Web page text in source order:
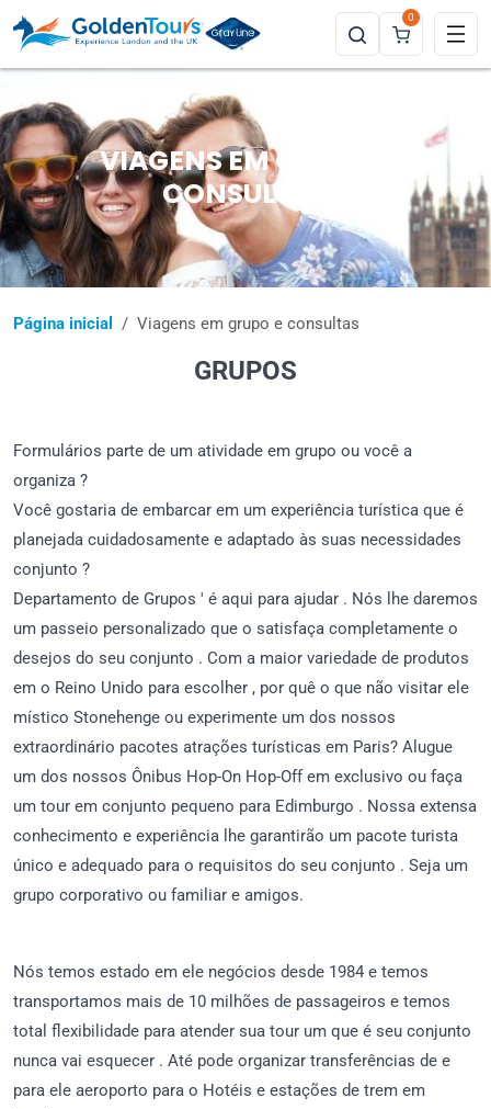
0
VIAGENS EM GRUPO E
CONSULTAS
Página inicial Viagens em grupo e consultas
GRUPOS
Formulários parte de um atividade em grupo ou você a
organiza ?
Você gostaria de embarcar em um experiência turística que é
planejada cuidadosamente e adaptado às suas necessidades
conjunto ?
Departamento de Grupos ' é aqui para ajudar . Nós lhe daremos
um passeio personalizado que o satisfaça completamente o
desejos do seu conjunto . Com a maior variedade de produtos
em o Reino Unido para escolher , por quê o que não visitar ele
místico Stonehenge ou experimente um dos nossos
extraordinário pacotes atrações turísticas em Paris? Alugue
um dos nossos Ônibus Hop-On Hop-Off em exclusivo ou faça
um tour em conjunto pequeno para Edimburgo . Nossa extensa
conhecimento e experiência lhe garantirão um pacote turista
único e adequado para o requisitos do seu conjunto . Seja um
grupo corporativo ou familiar e amigos.
Nós temos estado em ele negócios desde 1984 e temos
transportamos mais de 10 milhões de passageiros e temos
total flexibilidade para atender sua tour um que é seu conjunto
nunca vai esquecer . Até pode organizar transferências de e
para ele aeroporto para o Hotéis e estações de trem em